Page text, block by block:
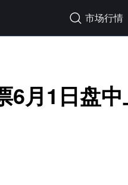
 市场行情
6月1日盘